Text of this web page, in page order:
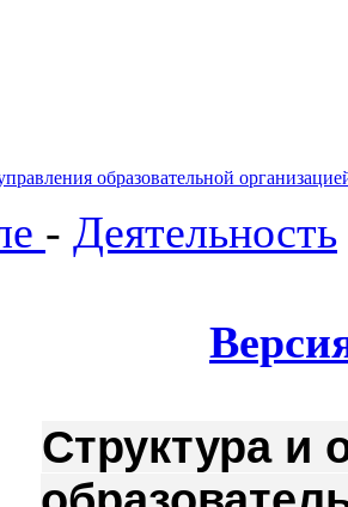
образовательной
- Деятельность
Структура и